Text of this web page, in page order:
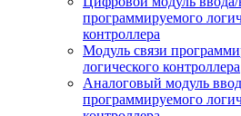
программируемого
контроллера
Модуль связи
логического контроллера
Аналоговый модуль
программируемого